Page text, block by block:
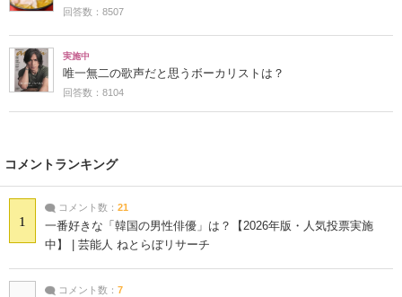
回答数：8507
実施中
唯一無二の歌声だと思うボーカリストは？
回答数：8104
コメントランキング
1
コメント数： 21
一番好きな「韓国の男性俳優」は？【2026年版・人気投票実施
中】 | 芸能人 ねとらぼリサーチ
コメント数： 7